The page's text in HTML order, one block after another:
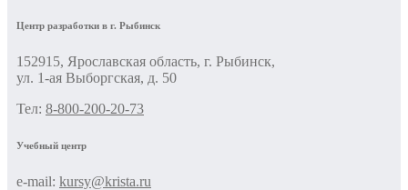
Центр разработки в г. Рыбинск
152915, Ярославская область, г. Рыбинск,
ул. 1-ая Выборгская, д. 50
Тел: 8-800-200-20-73
Учебный центр
e-mail: kursy@krista.ru